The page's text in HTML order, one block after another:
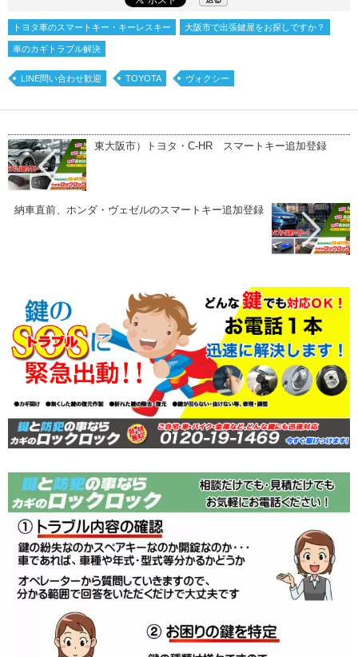
トヨタ車のスマートキー・キーレスキー 大阪市で出張鍵屋をお探しですか？
車のカギトラブル解決
LINE問い合わせ歓迎 TOYOTA ヴォクシー
東大阪市）トヨタ・C-HR スマートキー追加登録
納車直前、ホンダ・ヴェゼルのスマートキー追加登録